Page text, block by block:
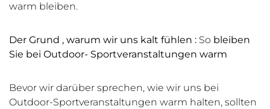
warm bleiben.
Der Grund , warum wir uns kalt fühlen : So bleiben
Sie bei Outdoor- Sportveranstaltungen warm
Bevor wir darüber sprechen, wie wir uns bei
Outdoor-Sportveranstaltungen warm halten, sollten